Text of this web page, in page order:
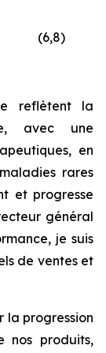
(6,8)
reflètent la
avec une
en
rares
et progresse
général
je suis
de ventes et
la progression
nos produits,